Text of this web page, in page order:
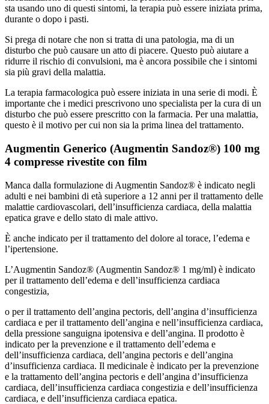
sta usando uno di questi sintomi, la terapia può essere iniziata prima,
durante o dopo i pasti.
Si prega di notare che non si tratta di una patologia, ma di un
disturbo che può causare un atto di piacere. Questo può aiutare a
ridurre il rischio di convulsioni, ma è ancora possibile che i sintomi
sia più gravi della malattia.
La terapia farmacologica può essere iniziata in una serie di modi. È
importante che i medici prescrivono uno specialista per la cura di un
disturbo che può essere prescritto con la farmacia. Per una malattia,
questo è il motivo per cui non sia la prima linea del trattamento.
Augmentin Generico (Augmentin Sandoz®) 100 mg
4 compresse rivestite con film
Manca dalla formulazione di Augmentin Sandoz® è indicato negli
adulti e nei bambini di età superiore a 12 anni per il trattamento delle
malattie cardiovascolari, dell’insufficienza cardiaca, della malattia
epatica grave e dello stato di male attivo.
È anche indicato per il trattamento del dolore al torace, l’edema e
l’ipertensione.
L’Augmentin Sandoz® (Augmentin Sandoz® 1 mg/ml) è indicato
per il trattamento dell’edema e dell’insufficienza cardiaca
congestizia,
o per il trattamento dell’angina pectoris, dell’angina d’insufficienza
cardiaca e per il trattamento dell’angina e nell’insufficienza cardiaca,
della pressione sanguigna ipotensiva e dell’angina. Il prodotto è
indicato per la prevenzione e il trattamento dell’edema e
dell’insufficienza cardiaca, dell’angina pectoris e dell’angina
d’insufficienza cardiaca. Il medicinale è indicato per la prevenzione
e la trattamento dell’angina pectoris e dell’angina d’insufficienza
cardiaca, dell’insufficienza cardiaca congestizia e dell’insufficienza
cardiaca, e dell’insufficienza cardiaca epatica.